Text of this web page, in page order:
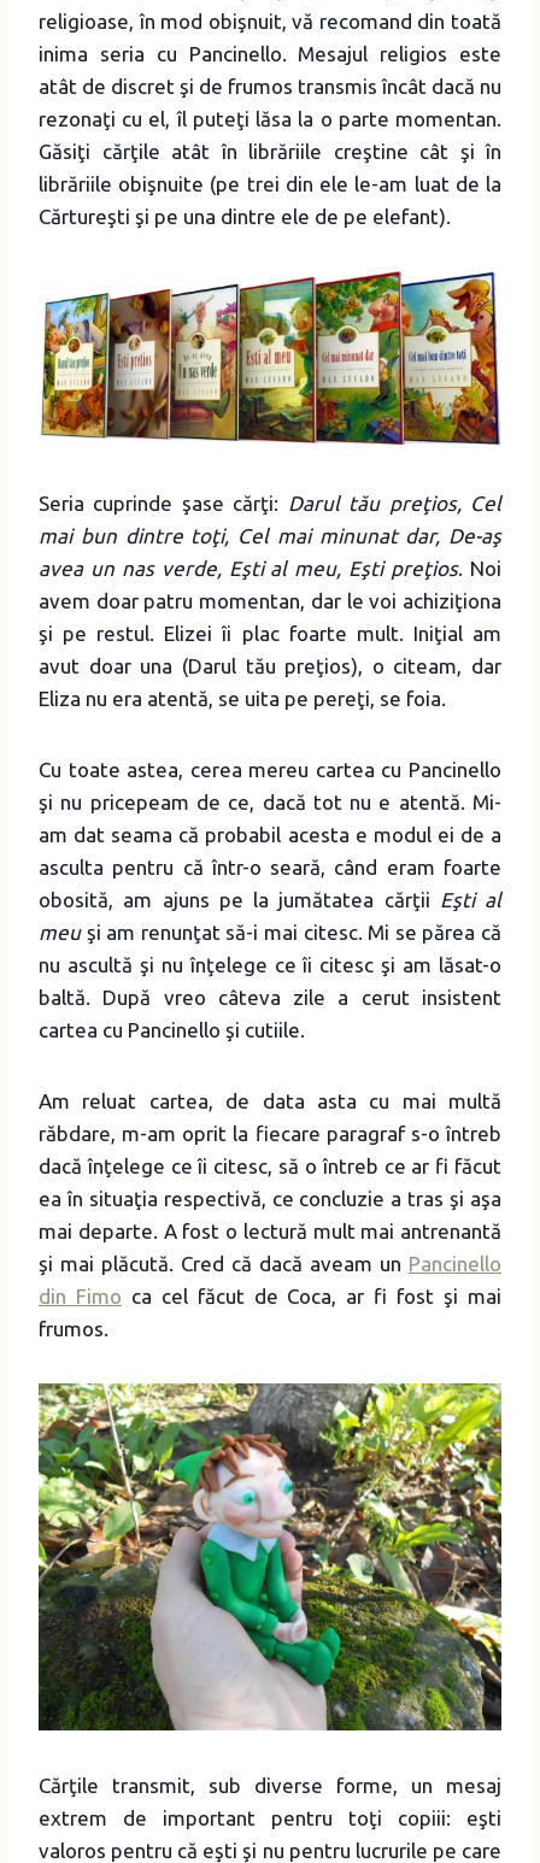
religioase, în mod obişnuit, vă recomand din toată
inima seria cu Pancinello. Mesajul religios este
atât de discret şi de frumos transmis încât dacă nu
rezonaţi cu el, îl puteţi lăsa la o parte momentan.
Găsiţi cărţile atât în librăriile creştine cât şi în
librăriile obişnuite (pe trei din ele le-am luat de la
Cărtureşti şi pe una dintre ele de pe elefant).
Seria cuprinde şase cărţi: Darul tău preţios, Cel
mai bun dintre toţi, Cel mai minunat dar, De-aş
avea un nas verde, Eşti al meu, Eşti preţios. Noi
avem doar patru momentan, dar le voi achiziţiona
şi pe restul. Elizei îi plac foarte mult. Iniţial am
avut doar una (Darul tău preţios), o citeam, dar
Eliza nu era atentă, se uita pe pereţi, se foia.
Cu toate astea, cerea mereu cartea cu Pancinello
şi nu pricepeam de ce, dacă tot nu e atentă. Mi-
am dat seama că probabil acesta e modul ei de a
asculta pentru că într-o seară, când eram foarte
obosită, am ajuns pe la jumătatea cărţii Eşti al
meuşi am renunţat să-i mai citesc. Mi se părea că
nu ascultă şi nu înţelege ce îi citesc şi am lăsat-o
baltă. După vreo câteva zile a cerut insistent
cartea cu Pancinello şi cutiile.
Am reluat cartea, de data asta cu mai multă
răbdare, m-am oprit la fiecare paragraf s-o întreb
dacă înţelege ce îi citesc, să o întreb ce ar fi făcut
ea în situaţia respectivă, ce concluzie a tras şi aşa
mai departe. A fost o lectură mult mai antrenantă
şi mai plăcută. Cred că dacă aveam un Pancinello
din Fimo ca cel făcut de Coca, ar fi fost şi mai
frumos.
Cărţile transmit, sub diverse forme, un mesaj
extrem de important pentru toţi copiii: eşti
valoros pentru că eşti şi nu pentru lucrurile pe care